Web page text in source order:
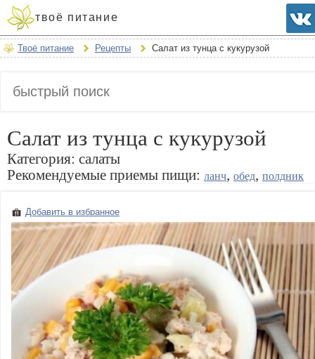
твоё питание
Твоё питание Рецепты Салат из тунца с кукурузой
Салат из тунца с кукурузой
Категория: салаты
Рекомендуемые приемы пищи: ланч, обед, полдник
Добавить в избранное